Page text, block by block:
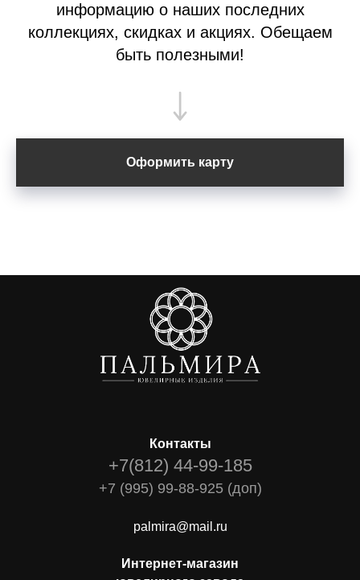
информацию о наших последних
коллекциях, скидках и акциях. Обещаем
быть полезными!
Оформить карту
Контакты
+7(812) 44-99-185
+7 (995) 99-88-925 (доп)
palmira@mail.ru
Интернет-магазин